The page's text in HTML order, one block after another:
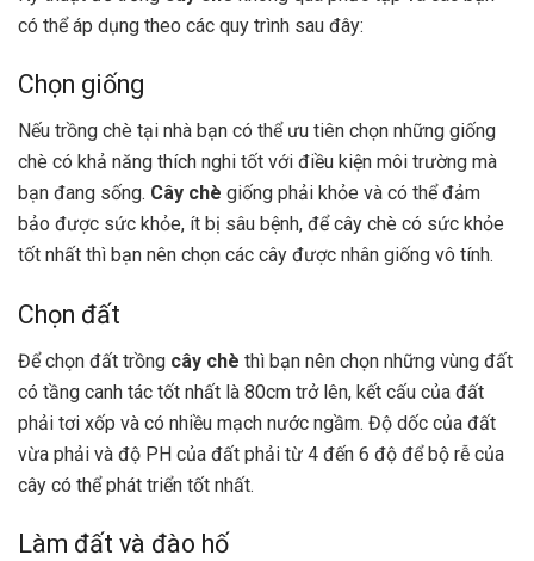
có thể áp dụng theo các quy trình sau đây:
Chọn giống
Nếu trồng chè tại nhà bạn có thể ưu tiên chọn những giống
chè có khả năng thích nghi tốt với điều kiện môi trường mà
bạn đang sống. Cây chè giống phải khỏe và có thể đảm
bảo được sức khỏe, ít bị sâu bệnh, để cây chè có sức khỏe
tốt nhất thì bạn nên chọn các cây được nhân giống vô tính.
Chọn đất
Để chọn đất trồng cây chè thì bạn nên chọn những vùng đất
có tầng canh tác tốt nhất là 80cm trở lên, kết cấu của đất
phải tơi xốp và có nhiều mạch nước ngầm. Độ dốc của đất
vừa phải và độ PH của đất phải từ 4 đến 6 độ để bộ rễ của
cây có thể phát triển tốt nhất.
Làm đất và đào hố